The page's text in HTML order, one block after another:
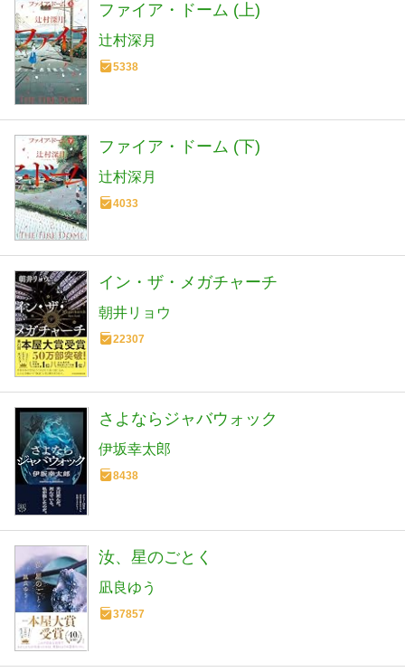
ファイア・ドーム (上)
辻村深月
5338
ファイア・ドーム (下)
辻村深月
4033
イン・ザ・メガチャーチ
朝井リョウ
22307
さよならジャバウォック
伊坂幸太郎
8438
汝、星のごとく
凪良ゆう
37857